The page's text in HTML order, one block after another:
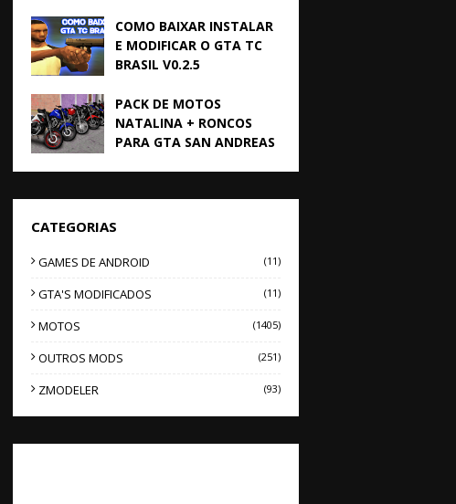
COMO BAIXAR INSTALAR
E MODIFICAR O GTA TC
BRASIL V0.2.5
PACK DE MOTOS
NATALINA + RONCOS
PARA GTA SAN ANDREAS
CATEGORIAS
GAMES DE ANDROID (11)
GTA'S MODIFICADOS (11)
MOTOS (1405)
OUTROS MODS (251)
ZMODELER (93)